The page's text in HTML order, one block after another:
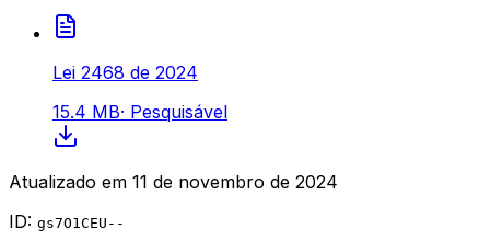
Lei 2468 de 2024
15.4 MB· Pesquisável
Atualizado em 11 de novembro de 2024
ID: gs7O1CEU--